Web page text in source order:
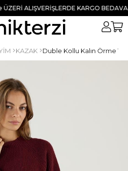
ALIŞVERİŞLERDE KARGO BEDAVA ●
KAZAK Duble Kollu Kalın Örme